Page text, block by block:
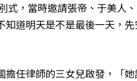
式，當時邀請張帝、于美人
知道明天是不是最後一天，
擔任律師的三女兒啟發，「